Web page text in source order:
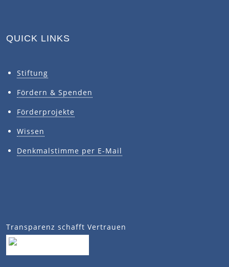
QUICK LINKS
Stiftung
Fördern & Spenden
Förderprojekte
Wissen
Denkmalstimme per E-Mail
Transparenz schafft Vertrauen